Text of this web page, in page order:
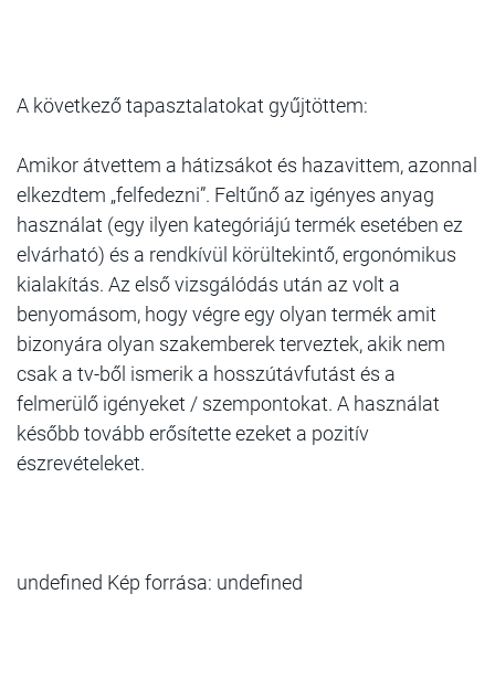
A következő tapasztalatokat gyűjtöttem:
Amikor átvettem a hátizsákot és hazavittem, azonnal
elkezdtem „felfedezni”. Feltűnő az igényes anyag
használat (egy ilyen kategóriájú termék esetében ez
elvárható) és a rendkívül körültekintő, ergonómikus
kialakítás. Az első vizsgálódás után az volt a
benyomásom, hogy végre egy olyan termék amit
bizonyára olyan szakemberek terveztek, akik nem
csak a tv-ből ismerik a hosszútávfutást és a
felmerülő igényeket / szempontokat. A használat
később tovább erősítette ezeket a pozitív
észrevételeket.
undefined Kép forrása: undefined